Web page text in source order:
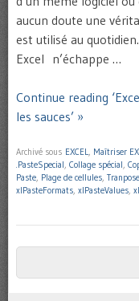
aucun doute une
est utilisé au
Excel n’échappe …
Continue reading
les sauces’ »
Archivé sous EXCEL, Maîtriser
.PasteSpecial, Collage spécial,
Paste, Plage de cellules, Tranpose
xlPasteFormats, xlPasteValues,